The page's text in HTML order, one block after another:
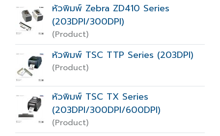
หัวพิมพ์ Zebra ZD410 Series
(203DPI/300DPI)
(Product)
หัวพิมพ์ TSC TTP Series (203DPI)
(Product)
หัวพิมพ์ TSC TX Series
(203DPI/300DPI/600DPI)
(Product)